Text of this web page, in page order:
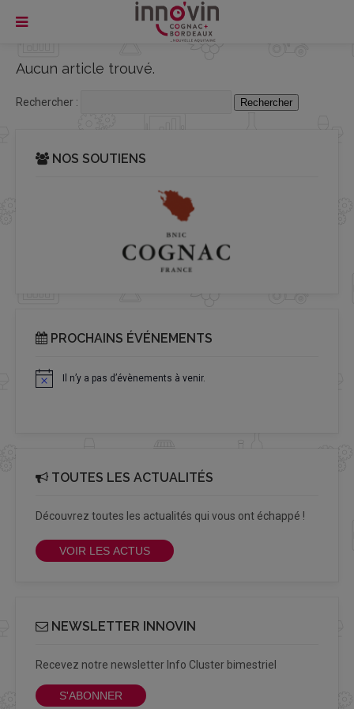
Aucun article trouvé.
Rechercher :
NOS SOUTIENS
PROCHAINS ÉVÉNEMENTS
Notice Il n’y a pas d’évènements à venir.
TOUTES LES ACTUALITÉS
Découvrez toutes les actualités qui vous ont échappé !
VOIR LES ACTUS
NEWSLETTER INNOVIN
Recevez notre newsletter Info Cluster bimestriel
S'ABONNER